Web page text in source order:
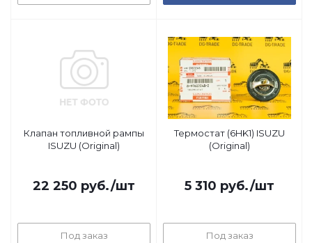
Клапан топливной рампы
ISUZU (Original)
22 250 руб./шт
Под заказ
Термостат (6HK1) ISUZU
(Original)
5 310 руб./шт
Под заказ